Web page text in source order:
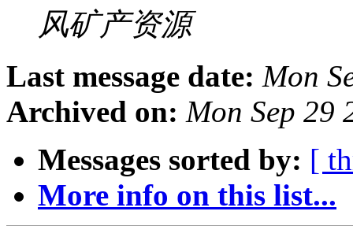
风矿产资源
Last message date: Mon
Archived on: Mon Sep 29
Messages sorted by: [
More info on this list...